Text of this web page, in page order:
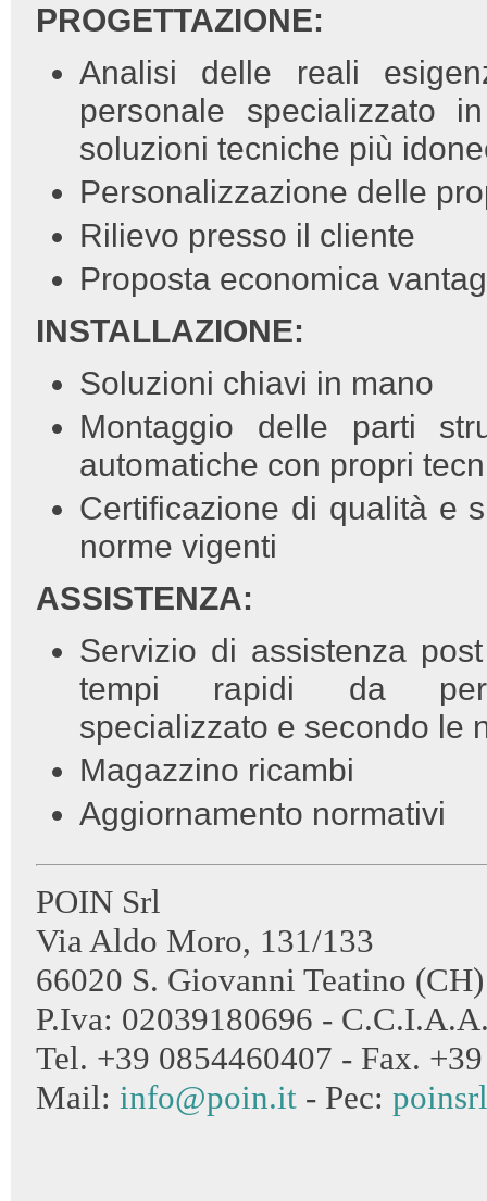
PROGETTAZIONE:
Analisi delle reali
personale specializzato
soluzioni tecniche più
Personalizzazione delle
Rilievo presso il cliente
Proposta economica
INSTALLAZIONE:
Soluzioni chiavi in mano
Montaggio delle parti
automatiche con propri
Certificazione di qualità e
norme vigenti
ASSISTENZA:
Servizio di assistenza
tempi rapidi da
specializzato e secondo le
Magazzino ricambi
Aggiornamento normativi
POIN Srl
Via Aldo Moro, 131/133
66020 S. Giovanni Teatino (CH)
P.Iva: 02039180696 -
Tel. +39 0854460407 - Fax.
Mail: info@poin.it - Pec: